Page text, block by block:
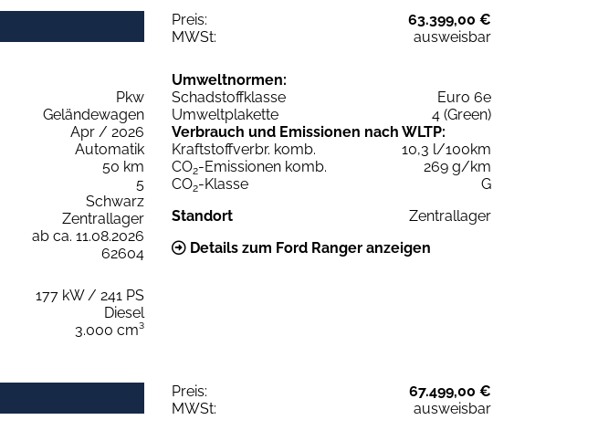
Preis:
63.399,00 €
MWSt:
ausweisbar
Pkw
Geländewagen
Apr / 2026
Automatik
50 km
5
Schwarz
Zentrallager
ab ca. 11.08.2026
62604
177 kW / 241 PS
Diesel
3.000 cm³
Umweltnormen:
Schadstoffklasse
Euro 6e
Umweltplakette
4 (Green)
Verbrauch und Emissionen nach WLTP:
Kraftstoffverbr. komb.
10,3 l/100km
CO2-Emissionen komb.
269 g/km
CO2-Klasse
G
Standort
Zentrallager
Details zum Ford Ranger anzeigen
Preis:
67.499,00 €
MWSt:
ausweisbar